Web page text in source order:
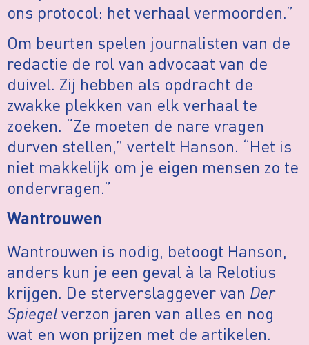
ons protocol: het verhaal vermoorden.”
Om beurten spelen journalisten van de
redactie de rol van advocaat van de
duivel. Zij hebben als opdracht de
zwakke plekken van elk verhaal te
zoeken. “Ze moeten de nare vragen
durven stellen,” vertelt Hanson. “Het is
niet makkelijk om je eigen mensen zo te
ondervragen.”
Wantrouwen
Wantrouwen is nodig, betoogt Hanson,
anders kun je een geval à la Relotius
krijgen. De sterverslaggever van Der
Spiegelverzon jaren van alles en nog
wat en won prijzen met de artikelen.